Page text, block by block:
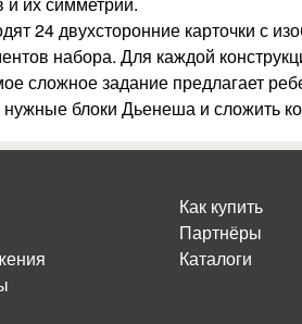
24 двухсторонние карточки с
набора. Для каждой
сложное задание предлагает
блоки Дьенеша и сложить
Как купить
Партнёры
Каталоги